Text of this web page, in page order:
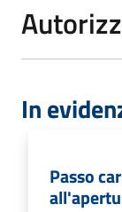
In
Passo